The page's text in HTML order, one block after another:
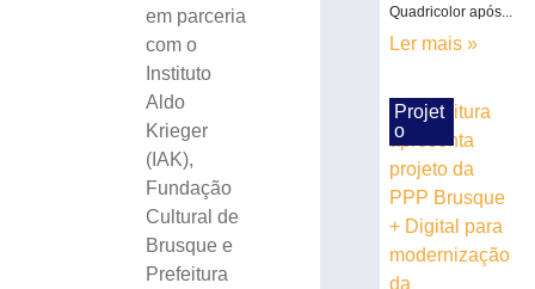
em parceria
com o
Instituto
Aldo
Krieger
(IAK),
Fundação
Cultural de
Brusque e
Prefeitura
Rock
altera
trânsito
com
interdição
parcial
Quadricolor após...
Ler mais »
Projet
o